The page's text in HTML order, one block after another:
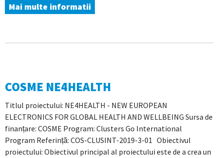
Mai multe informatii
COSME NE4HEALTH
Titlul proiectului: NE4HEALTH - NEW EUROPEAN
ELECTRONICS FOR GLOBAL HEALTH AND WELLBEING Sursa de
finanțare: COSME Program: Clusters Go International
Program Referință: COS-CLUSINT-2019-3-01 Obiectivul
proiectului: Obiectivul principal al proiectului este de a crea un